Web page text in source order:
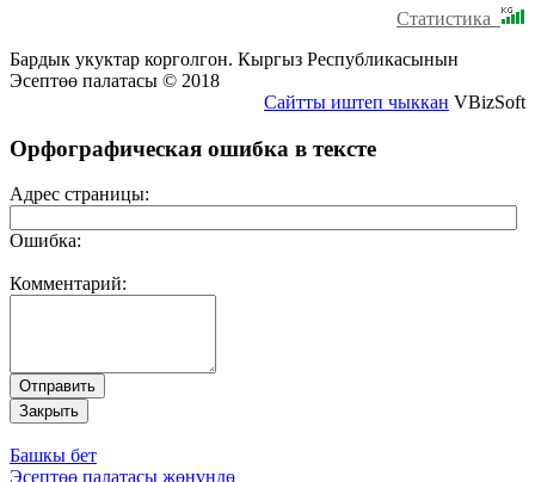
Статистика
Бардык укуктар корголгон. Кыргыз Республикасынын
Эсептөө палатасы © 2018
Сайтты иштеп чыккан VBizSoft
Орфографическая ошибка в тексте
Адрес страницы:
Ошибка:
Комментарий:
Башкы бет
Эсептөө палатасы жөнүндө